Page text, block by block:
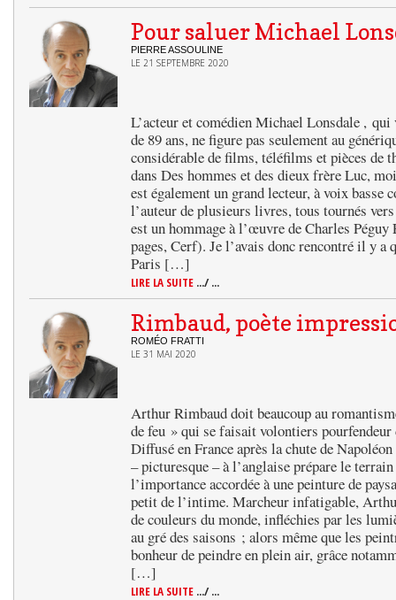
Pour saluer Michael
PIERRE ASSOULINE
LE 21 SEPTEMBRE 2020
L’acteur et comédien Michael Lonsdale ,
de 89 ans, ne figure pas seulement au
considérable de films, téléfilms et pièces de
dans Des hommes et des dieux frère Luc,
est également un grand lecteur, à voix basse
l’auteur de plusieurs livres, tous tournés
est un hommage à l’œuvre de Charles
pages, Cerf). Je l’avais donc rencontré il y a
Paris […]
LIRE LA SUITE .../ ...
Rimbaud, poète
ROMÉO FRATTI
LE 31 MAI 2020
Arthur Rimbaud doit beaucoup au
de feu » qui se faisait volontiers
Diffusé en France après la chute de
– picturesque – à l’anglaise prépare le
l’importance accordée à une peinture de
petit de l’intime. Marcheur infatigable,
de couleurs du monde, infléchies par les
au gré des saisons ; alors même que les
bonheur de peindre en plein air, grâce
[…]
LIRE LA SUITE .../ ...